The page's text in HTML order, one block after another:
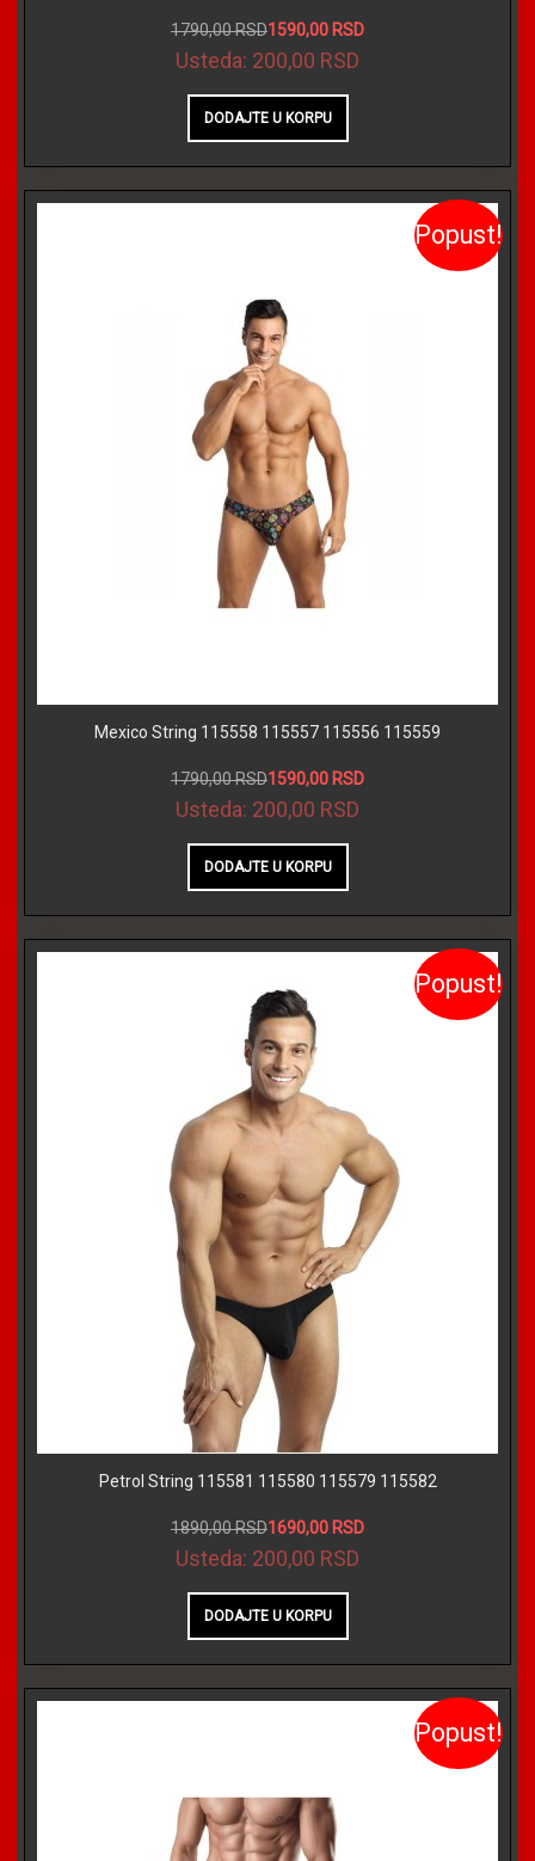
1790,00 RSD1590,00 RSD
Usteda: 200,00 RSD
Popust!
Mexico String 115558 115557 115556 115559
1790,00 RSD1590,00 RSD
Usteda: 200,00 RSD
Popust!
Petrol String 115581 115580 115579 115582
1890,00 RSD1690,00 RSD
Usteda: 200,00 RSD
Popust!